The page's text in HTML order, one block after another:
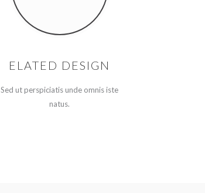
ELATED DESIGN
Sed ut perspiciatis unde omnis iste
natus.